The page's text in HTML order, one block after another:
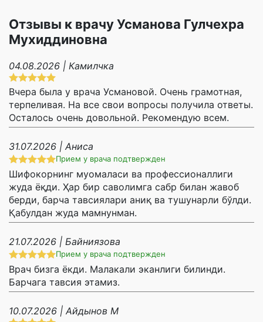
Отзывы к врачу Усманова Гулчехра
Мухиддиновна
04.08.2026 | Камилчка
Вчера была у врача Усмановой. Очень грамотная,
терпеливая. На все свои вопросы получила ответы.
Осталось очень довольной. Рекомендую всем.
31.07.2026 | Аниса
Прием у врача подтвержден
Шифокорнинг муомаласи ва профессионаллиги
жуда ёқди. Ҳар бир саволимга сабр билан жавоб
берди, барча тавсиялари аниқ ва тушунарли бўлди.
Қабулдан жуда мамнунман.
21.07.2026 | Байниязова
Прием у врача подтвержден
Врач бизга ёкди. Малакали эканлиги билинди.
Барчага тавсия этамиз.
10.07.2026 | Айдынов М